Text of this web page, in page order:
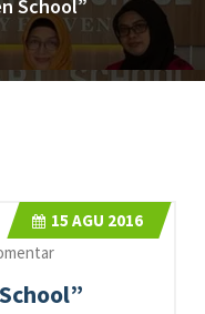
School”
15 AGU 2016